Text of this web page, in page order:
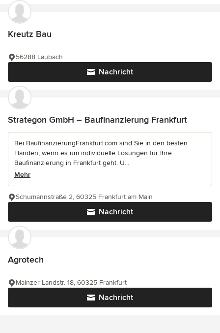
Kreutz Bau
Nachricht
56288 Laubach
Strategon GmbH – Baufinanzierung Frankfurt
Bei BaufinanzierungFrankfurt.com sind Sie in den besten
Händen, wenn es um individuelle Lösungen für Ihre
Baufinanzierung in Frankfurt geht. U...
Mehr
Nachricht
Schumannstraße 2, 60325 Frankfurt am Main
Agrotech
Nachricht
Mainzer Landstr. 18, 60325 Frankfurt